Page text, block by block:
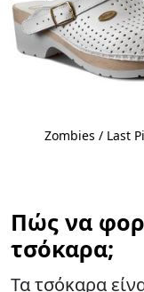
Zombies / Last
Πώς να
τσόκαρα;
Τα τσόκαρα